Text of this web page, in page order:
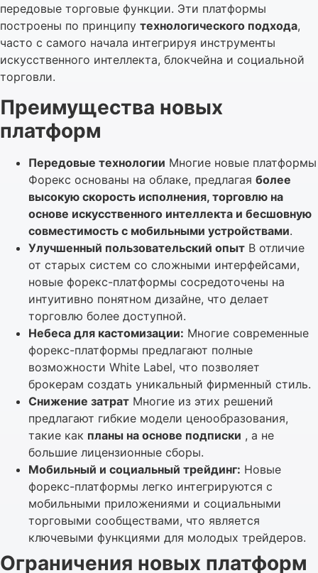
передовые торговые функции. Эти платформы
построены по принципу технологического подхода,
часто с самого начала интегрируя инструменты
искусственного интеллекта, блокчейна и социальной
торговли.
Преимущества новых
платформ
Передовые технологии Многие новые платформы
Форекс основаны на облаке, предлагая более
высокую скорость исполнения, торговлю на
основе искусственного интеллекта и бесшовную
совместимость с мобильными устройствами.
Улучшенный пользовательский опыт В отличие
от старых систем со сложными интерфейсами,
новые форекс-платформы сосредоточены на
интуитивно понятном дизайне, что делает
торговлю более доступной.
Небеса для кастомизации: Многие современные
форекс-платформы предлагают полные
возможности White Label, что позволяет
брокерам создать уникальный фирменный стиль.
Снижение затрат Многие из этих решений
предлагают гибкие модели ценообразования,
такие как планы на основе подписки , а не
большие лицензионные сборы.
Мобильный и социальный трейдинг: Новые
форекс-платформы легко интегрируются с
мобильными приложениями и социальными
торговыми сообществами, что является
ключевыми функциями для молодых трейдеров.
Ограничения новых платформ